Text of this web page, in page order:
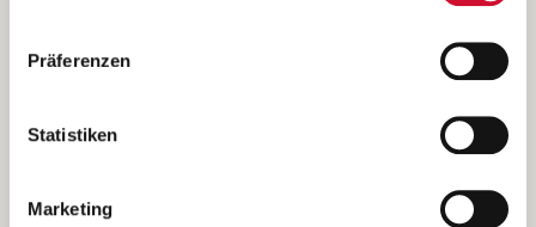
Sie der Speicherung sämtlicher Cookies zu. Sie können
Ihre Einwilligung selbstverständlich jederzeit widerrufen,
indem Sie die Cookie-Einstellungen aufrufen und diese
unsererDatenschutzerklärung
Präferenzen
Statistiken
Marketing
Kantstraße 45a
(Ein Tochterunternehmen des AWO Bezirksverbandes Unterfranken
e.V.)